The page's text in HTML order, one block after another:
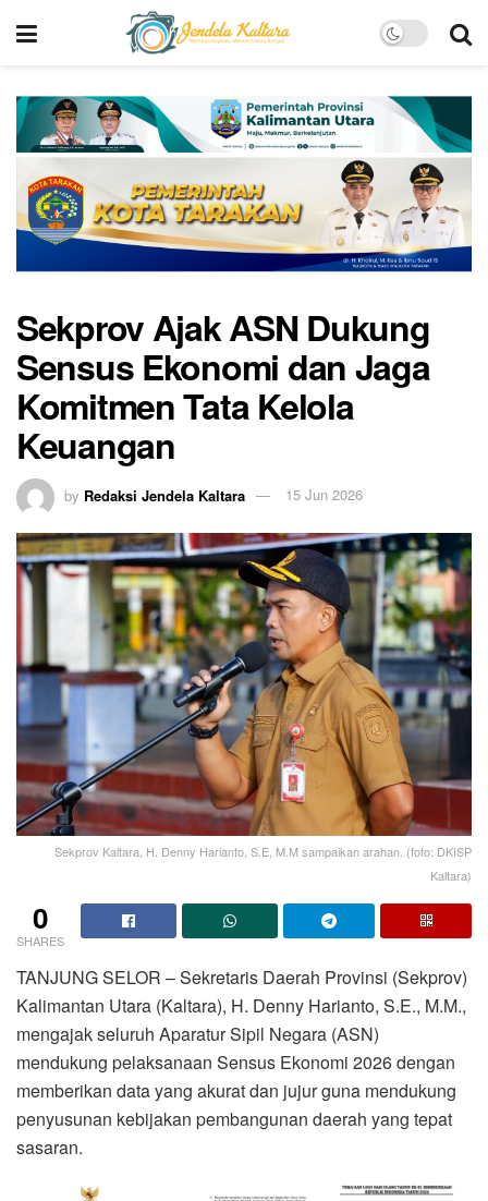
Sekprov Ajak ASN Dukung
Sensus Ekonomi dan Jaga
Komitmen Tata Kelola
Keuangan
by Redaksi Jendela Kaltara 15 Jun 2026
Sekprov Kaltara, H. Denny Harianto, S.E, M.M sampaikan arahan. (foto: DKISP
Kaltara)
0
SHARES
TANJUNG SELOR – Sekretaris Daerah Provinsi (Sekprov)
Kalimantan Utara (Kaltara), H. Denny Harianto, S.E., M.M.,
mengajak seluruh Aparatur Sipil Negara (ASN)
mendukung pelaksanaan Sensus Ekonomi 2026 dengan
memberikan data yang akurat dan jujur guna mendukung
penyusunan kebijakan pembangunan daerah yang tepat
sasaran.